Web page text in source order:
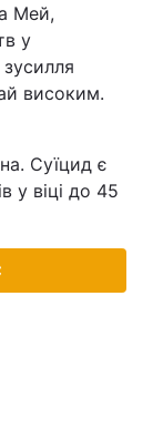
Мей,
у
високим.
Суїцид є
у віці до 45